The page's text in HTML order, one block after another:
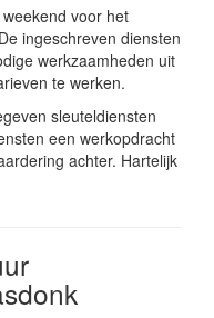
voor het
ingeschreven diensten
werkzaamheden uit
te werken.
sleuteldiensten
een werkopdracht
achter. Hartelijk